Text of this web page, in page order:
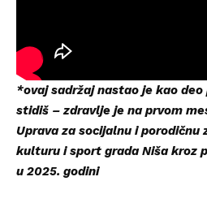
*ovaj sadržaj nastao je kao
stidiš – zdravlje je na prvom
Uprava za socijalnu i porodičnu
kulturu i sport grada Niša kroz
u 2025. godini